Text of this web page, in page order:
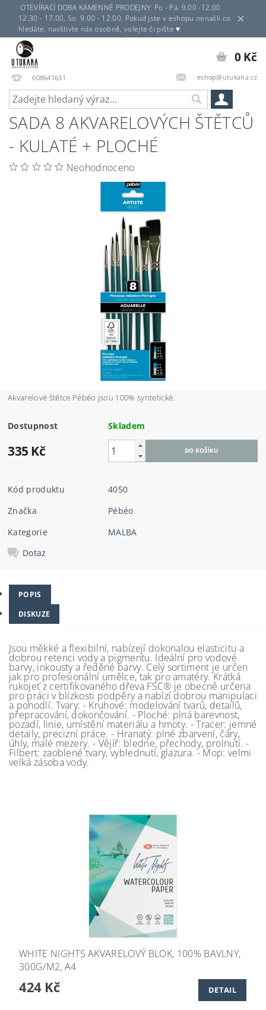
OTEVÍRACÍ DOBA KAMENNÉ PRODEJNY: Po - Pá 9.00 -12.00
12.30 - 17.00, So 9.00 - 12.00. Pokud jste v eshopu nenašli co
hledáte, navštivte nás osobně, volejte či pište ♥
608641631 eshop@utukana.cz
0 Kč
SADA 8 AKVARELOVÝCH ŠTĚTCŮ
- KULATÉ + PLOCHÉ
Neohodnoceno
Akvarelové štětce Pébéo jsou 100% syntetické.
Dostupnost Skladem
335 Kč
Kód produktu
4050
Značka
Pébéo
Kategorie
MALBA
Dotaz
POPIS
DISKUZE
Jsou měkké a flexibilní, nabízejí dokonalou elasticitu a
dobrou retenci vody a pigmentu. Ideální pro vodové
barvy, inkousty a ředěné barvy. Celý sortiment je určen
jak pro profesionální umělce, tak pro amatéry. Krátká
rukojeť z certifikovaného dřeva FSC® je obecně určena
pro práci v blízkosti podpěry a nabízí dobrou manipulaci
a pohodlí. Tvary: - Kruhové: modelování tvarů, detailů,
přepracování, dokončování. - Ploché: plná barevnost,
pozadí, linie, umístění materiálu a hmoty. - Tracer: jemné
detaily, precizní práce. - Hranatý: plné zbarvení, čáry,
úhly, malé mezery. - Vějíř: bledne, přechody, prolnutí. -
Filbert: zaoblené tvary, vyblednutí, glazura. - Mop: velmi
velká zásoba vody.
WHITE NIGHTS AKVARELOVÝ BLOK, 100% BAVLNY,
300G/M2, A4
424 Kč DETAIL